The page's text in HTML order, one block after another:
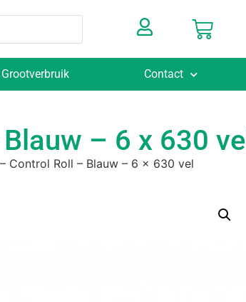
Grootverbruik Contact
– 6 x 630 vel
Control Roll – Blauw – 6 x 630 vel